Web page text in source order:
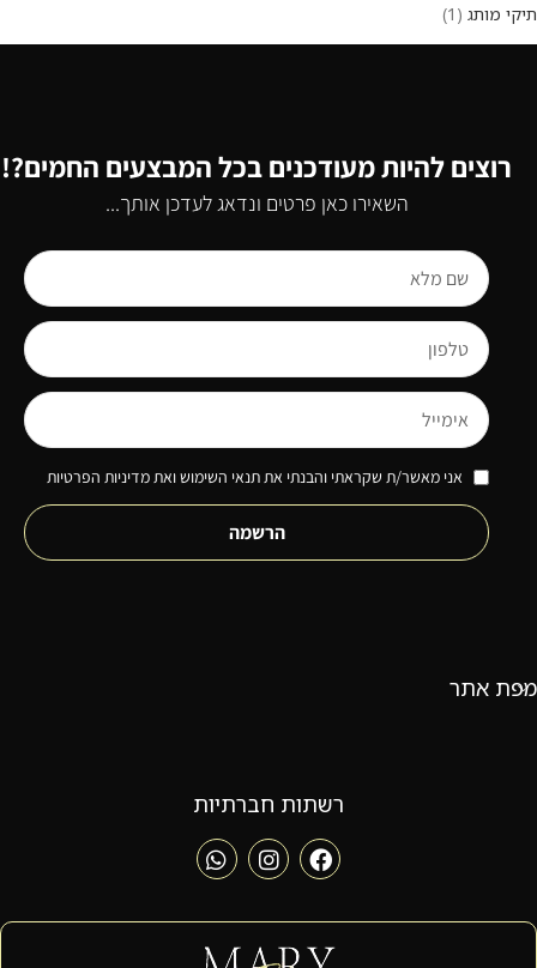
תיקי מותג
1
רוצים להיות מעודכנים בכל המבצעים החמים?!
השאירו כאן פרטים ונדאג לעדכן אותך...
אני מאשר/ת שקראתי והבנתי את תנאי השימוש ואת מדיניות הפרטיות
הרשמה
מפת אתר
רשתות חברתיות